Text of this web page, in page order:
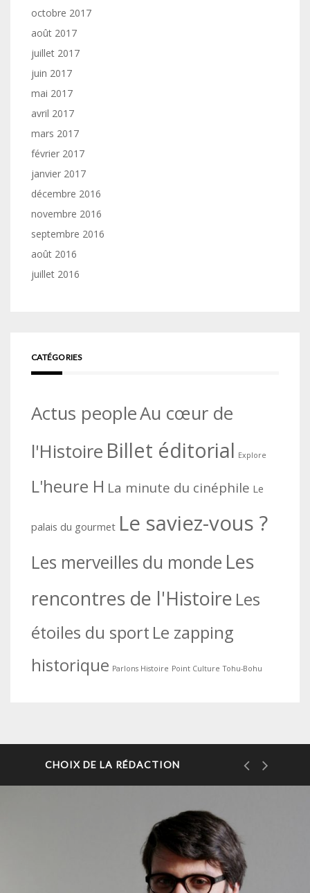
octobre 2017
août 2017
juillet 2017
juin 2017
mai 2017
avril 2017
mars 2017
février 2017
janvier 2017
décembre 2016
novembre 2016
septembre 2016
août 2016
juillet 2016
CATÉGORIES
Actus peopleAu cœur de
l'Histoire Billet éditorial Explore
L'heure H La minute du cinéphile Le
palais du gourmet Le saviez-vous ?
Les merveilles du monde Les
rencontres de l'Histoire Les
étoiles du sport Le zapping
historique Parlons Histoire Point Culture Tohu-Bohu
CHOIX DE LA RÉDACTION